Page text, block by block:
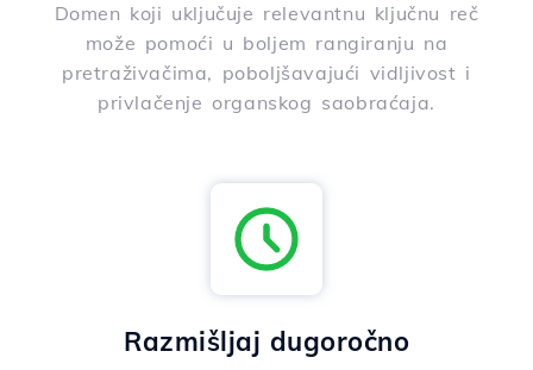
Domen koji uključuje relevantnu ključnu reč
može pomoći u boljem rangiranju na
pretraživačima, poboljšavajući vidljivost i
privlačenje organskog saobraćaja.
Razmišljaj dugoročno